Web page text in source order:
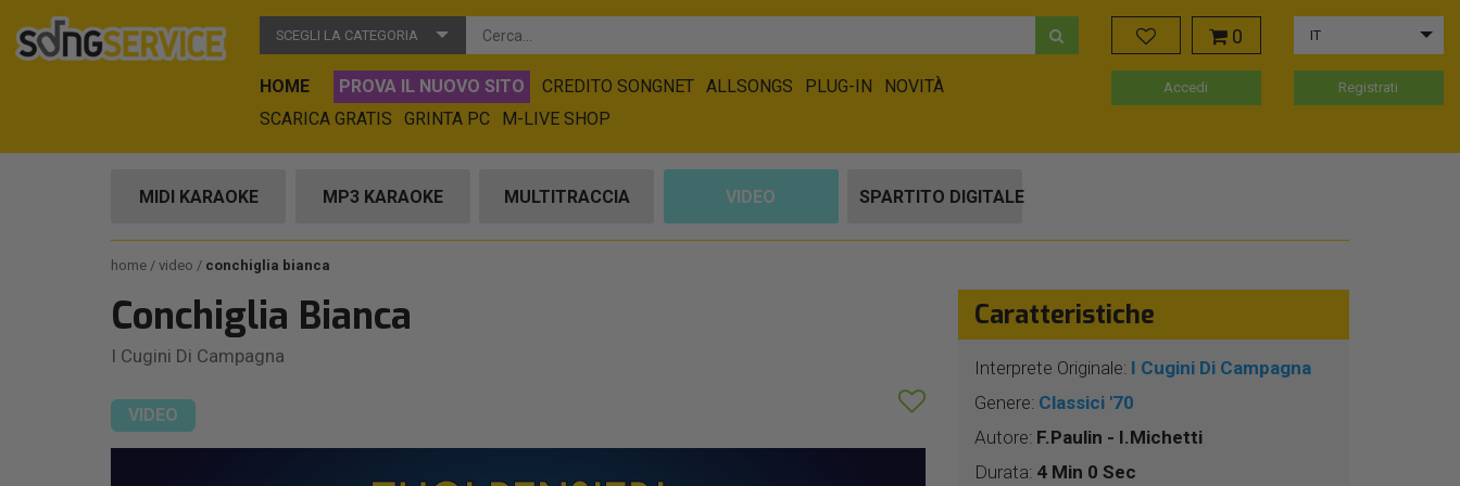
SCEGLI LA CATEGORIA
HOME PROVA IL NUOVO SITO CREDITO SONGNET ALLSONGS PLUG-IN
NOVITÀ
SCARICA GRATIS
GRINTA PC M-LIVE SHOP
0 IT
Accedi Registrati
MIDI KARAOKE MP3 KARAOKE MULTITRACCIA VIDEO SPARTITO DIGITALE
home video conchiglia bianca
Conchiglia Bianca
I Cugini Di Campagna
VIDEO
Caratteristiche
Interprete Originale: I Cugini Di Campagna
Genere: Classici '70
Autore: F.Paulin - I.Michetti
Durata: 4 Min 0 Sec